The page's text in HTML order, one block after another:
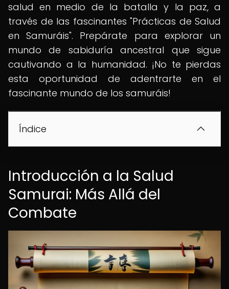
salud en medio de la batalla y la paz, a
través de las fascinantes "Prácticas de Salud
en Samuráis". Prepárate para explorar un
mundo de sabiduría ancestral que sigue
cautivando a la humanidad. ¡No te pierdas
esta oportunidad de adentrarte en el
fascinante mundo de los samuráis!
Índice
Introducción a la Salud
Samurai: Más Allá del
Combate